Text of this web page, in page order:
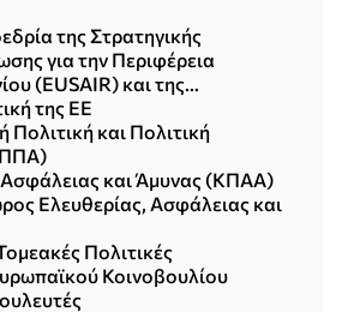
της Στρατηγικής
για την Περιφέρεια
(EUSAIR) και της
Ιονίου
της ΕΕ
Πολιτική και Πολιτική
Ασφάλειας και Άμυνας (KΠΑΑ)
Ελευθερίας, Ασφάλειας και
Πολιτικές
Κοινοβουλίου